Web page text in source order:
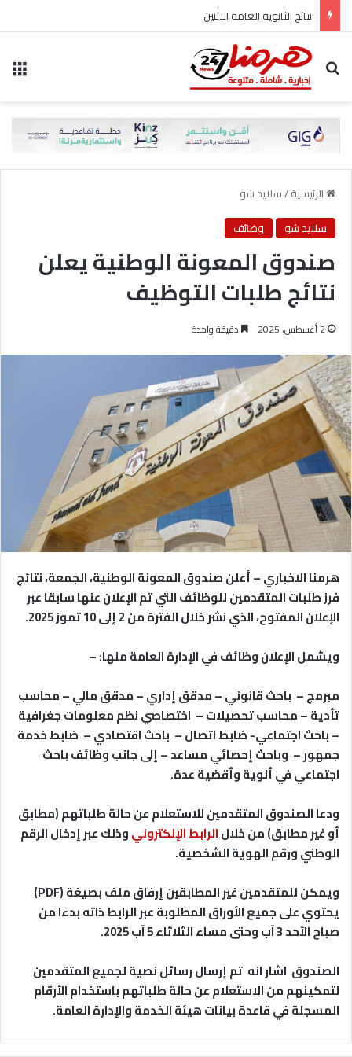
نتائج الثانوية العامة الاثنين
بحث عن
الرئيسية/سلايد شو
سلايد شو
وظائف
صندوق المعونة الوطنية يعلن
نتائج طلبات التوظيف
2 أغسطس، 2025 دقيقة واحدة
هرمنا الاخباري – أعلن صندوق المعونة الوطنية، الجمعة، نتائج
فرز طلبات المتقدمين للوظائف التي تم الإعلان عنها سابقا عبر
الإعلان المفتوح، الذي نشر خلال الفترة من 2 إلى 10 تموز 2025.
ويشمل الإعلان وظائف في الإدارة العامة منها: –
مبرمج – باحث قانوني – مدقق إداري – مدقق مالي – محاسب
تأدية – محاسب تحصيلات – اختصاصي نظم معلومات جغرافية
– باحث اجتماعي- ضابط اتصال – باحث اقتصادي – ضابط خدمة
جمهور – وباحث إحصائي مساعد – إلى جانب وظائف باحث
اجتماعي في ألوية وأقضية عدة.
ودعا الصندوق المتقدمين للاستعلام عن حالة طلباتهم (مطابق
أو غير مطابق) من خلالالرابط الإلكترونيوذلك عبر إدخال الرقم
الوطني ورقم الهوية الشخصية.
ويمكن للمتقدمين غير المطابقين إرفاق ملف بصيغة (PDF)
يحتوي على جميع الأوراق المطلوبة عبر الرابط ذاته بدءا من
صباح الأحد 3 آب وحتى مساء الثلاثاء 5 آب 2025.
الصندوق اشار انه تم إرسال رسائل نصية لجميع المتقدمين
لتمكينهم من الاستعلام عن حالة طلباتهم باستخدام الأرقام
المسجلة في قاعدة بيانات هيئة الخدمة والإدارة العامة.